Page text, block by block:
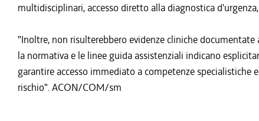
multidisciplinari, accesso diretto alla diagnostica
"Inoltre, non risulterebbero evidenze cliniche
la normativa e le linee guida assistenziali indicano
garantire accesso immediato a competenze
rischio". ACON/COM/sm